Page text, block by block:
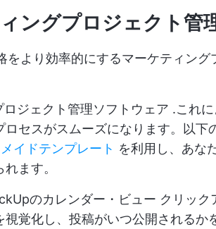
ングプロジェクト管
をより効率的にするマーケティン
ジェクト管理ソフトウェア .これ
ロセスがスムーズになります。以下
イドテンプレート を利用し、あな
ます。
のカレンダー・ビュー クリック
視覚化し、投稿がいつ公開されるか